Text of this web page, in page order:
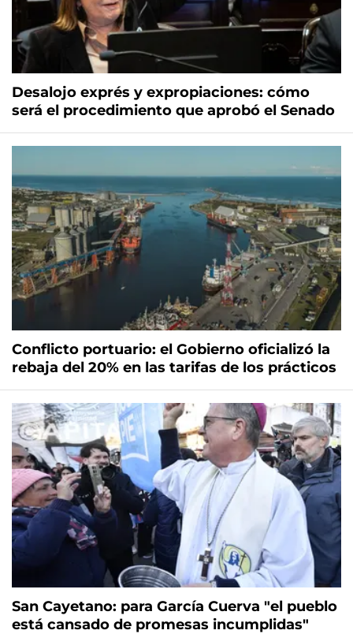
Desalojo exprés y expropiaciones: cómo
será el procedimiento que aprobó el Senado
Conflicto portuario: el Gobierno oficializó la
rebaja del 20% en las tarifas de los prácticos
San Cayetano: para García Cuerva "el pueblo
está cansado de promesas incumplidas"